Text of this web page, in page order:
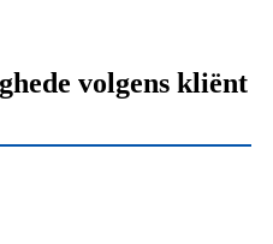
volgens kliënt